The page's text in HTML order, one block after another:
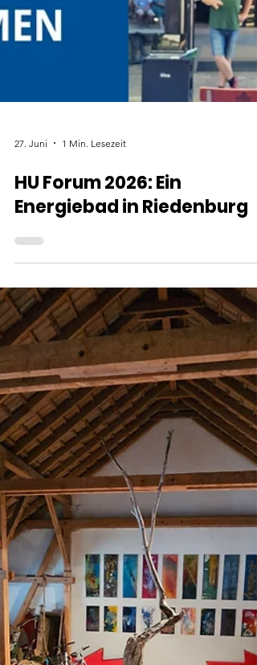
HU Forum 2026: Ein
Energiebad in Riedenburg